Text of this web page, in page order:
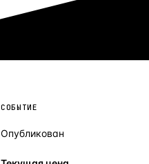
СОБЫТИЕ
Опубликован